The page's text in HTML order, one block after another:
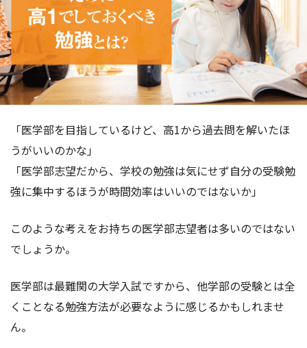
「医学部を目指しているけど、高1から過去問を解いたほ
うがいいのかな」
「医学部志望だから、学校の勉強は気にせず自分の受験勉
強に集中するほうが時間効率はいいのではないか」
このような考えをお持ちの医学部志望者は多いのではない
でしょうか。
医学部は最難関の大学入試ですから、他学部の受験とは全
くことなる勉強方法が必要なように感じるかもしれませ
ん。